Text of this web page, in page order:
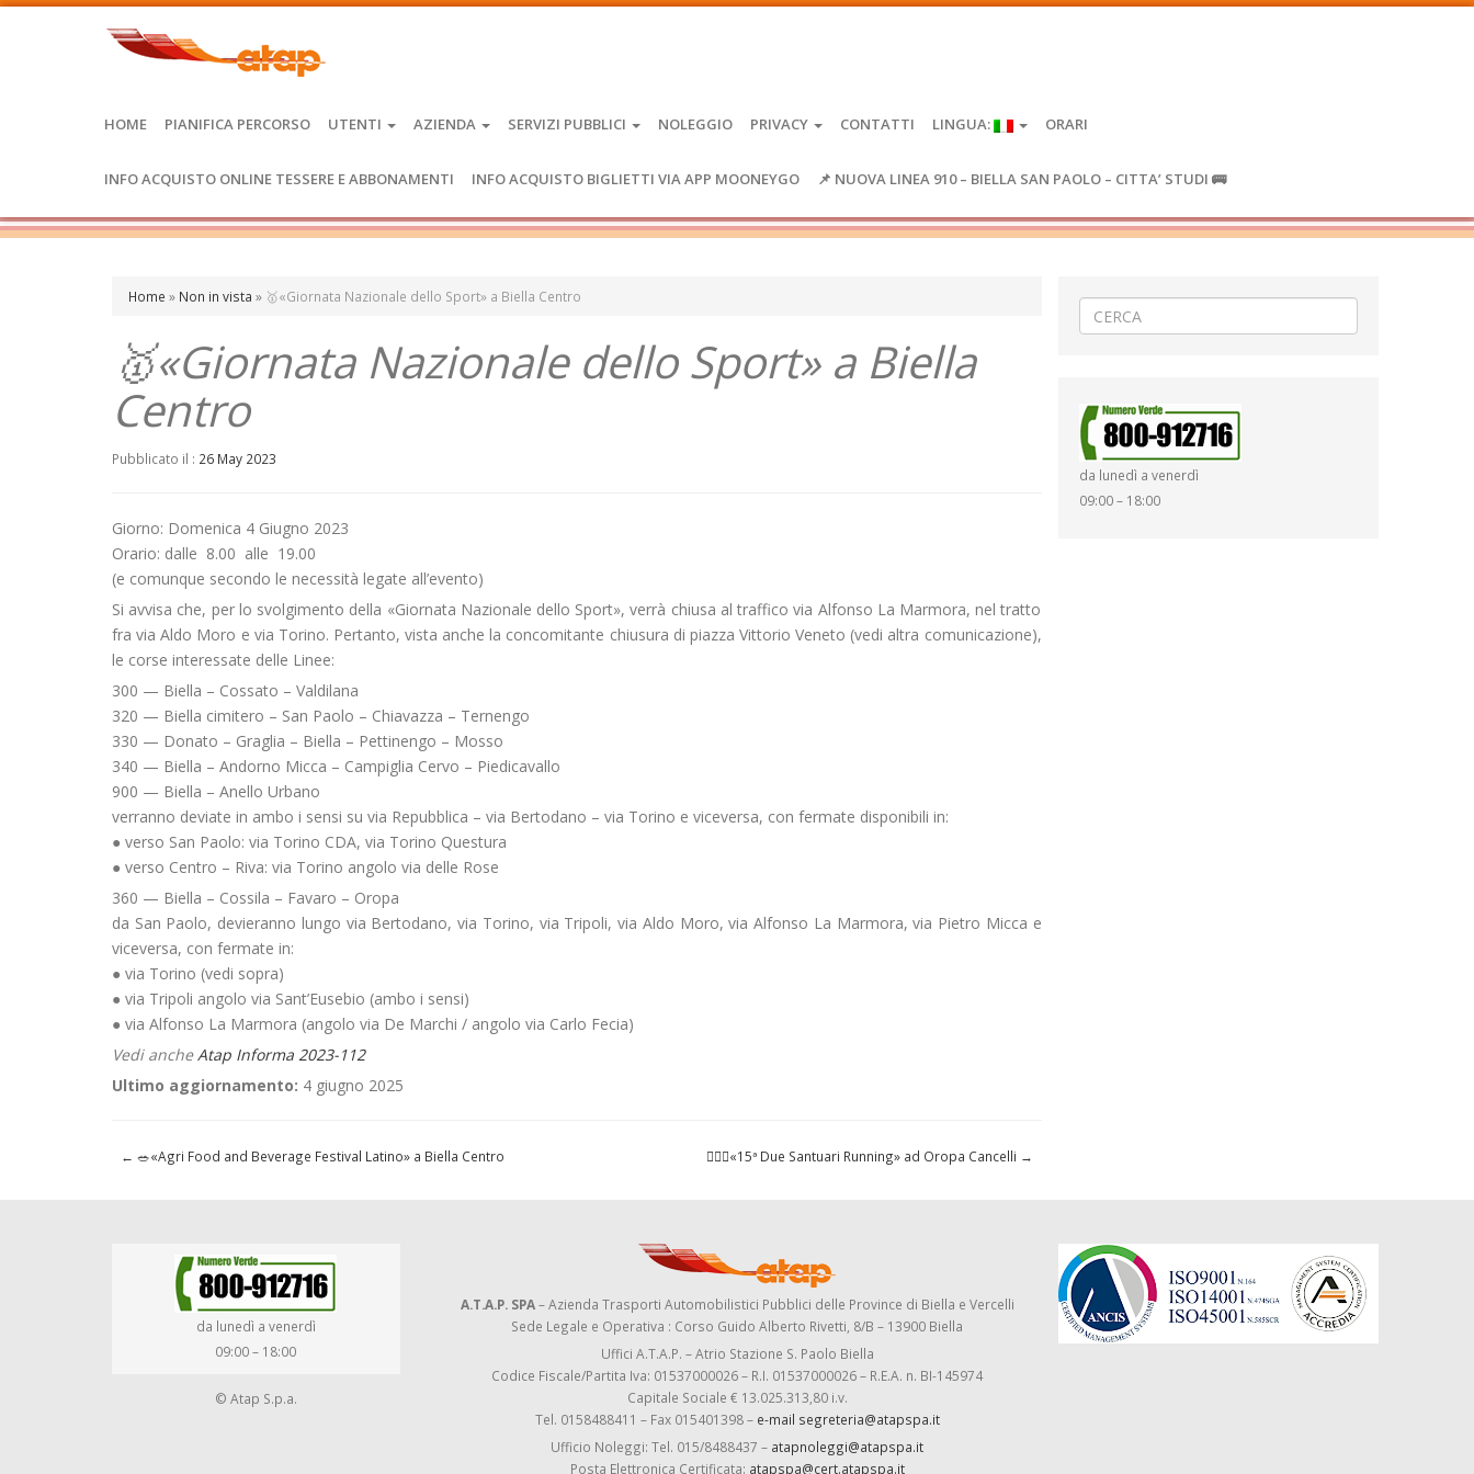
HOME PIANIFICA PERCORSO UTENTI AZIENDA SERVIZI PUBBLICI NOLEGGIO PRIVACY CONTATTI LINGUA: ORARI
INFO ACQUISTO ONLINE TESSERE E ABBONAMENTI INFO ACQUISTO BIGLIETTI VIA APP MOONEYGO 📌 NUOVA LINEA 910 – BIELLA SAN PAOLO – CITTA’ STUDI 🚌
Home » Non in vista » 🥇«Giornata Nazionale dello Sport» a Biella Centro
🥇«Giornata Nazionale dello Sport» a Biella
Centro
Pubblicato il : 26 May 2023
Giorno: Domenica 4 Giugno 2023
Orario: dalle 8.00 alle 19.00
(e comunque secondo le necessità legate all’evento)
Si avvisa che, per lo svolgimento della «Giornata Nazionale dello Sport», verrà chiusa al traffico via Alfonso La Marmora, nel tratto
fra via Aldo Moro e via Torino. Pertanto, vista anche la concomitante chiusura di piazza Vittorio Veneto (vedi altra comunicazione),
le corse interessate delle Linee:
300 — Biella – Cossato – Valdilana
320 — Biella cimitero – San Paolo – Chiavazza – Ternengo
330 — Donato – Graglia – Biella – Pettinengo – Mosso
340 — Biella – Andorno Micca – Campiglia Cervo – Piedicavallo
900 — Biella – Anello Urbano
verranno deviate in ambo i sensi su via Repubblica – via Bertodano – via Torino e viceversa, con fermate disponibili in:
● verso San Paolo: via Torino CDA, via Torino Questura
● verso Centro – Riva: via Torino angolo via delle Rose
360 — Biella – Cossila – Favaro – Oropa
da San Paolo, devieranno lungo via Bertodano, via Torino, via Tripoli, via Aldo Moro, via Alfonso La Marmora, via Pietro Micca e
viceversa, con fermate in:
● via Torino (vedi sopra)
● via Tripoli angolo via Sant’Eusebio (ambo i sensi)
● via Alfonso La Marmora (angolo via De Marchi / angolo via Carlo Fecia)
Vedi ancheAtap Informa 2023-112
Ultimo aggiornamento: 4 giugno 2025
← 🥗«Agri Food and Beverage Festival Latino» a Biella Centro 🏃🏽‍♀️«15ª Due Santuari Running» ad Oropa Cancelli →
da lunedì a venerdì
09:00 – 18:00
da lunedì a venerdì
09:00 – 18:00
© Atap S.p.a.
A.T.A.P. SPA– Azienda Trasporti Automobilistici Pubblici delle Province di Biella e Vercelli
Sede Legale e Operativa : Corso Guido Alberto Rivetti, 8/B – 13900 Biella
Uffici A.T.A.P. – Atrio Stazione S. Paolo Biella
Codice Fiscale/Partita Iva: 01537000026 – R.I. 01537000026 – R.E.A. n. BI-145974
Capitale Sociale € 13.025.313,80 i.v.
Tel. 0158488411 – Fax 015401398 – e-mail segreteria@atapspa.it
Ufficio Noleggi: Tel. 015/8488437 – atapnoleggi@atapspa.it
Posta Elettronica Certificata: atapspa@cert.atapspa.it